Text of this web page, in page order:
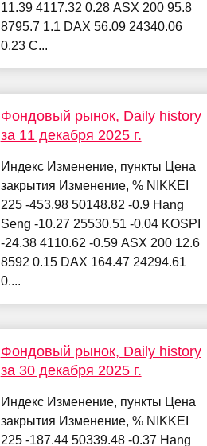
11.39 4117.32 0.28 ASX 200 95.8
8795.7 1.1 DAX 56.09 24340.06
0.23 C...
Фондовый рынок, Daily history
за 11 декабря 2025 г.
Индекс Изменение, пункты Цена
закрытия Изменение, % NIKKEI
225 -453.98 50148.82 -0.9 Hang
Seng -10.27 25530.51 -0.04 KOSPI
-24.38 4110.62 -0.59 ASX 200 12.6
8592 0.15 DAX 164.47 24294.61
0....
Фондовый рынок, Daily history
за 30 декабря 2025 г.
Индекс Изменение, пункты Цена
закрытия Изменение, % NIKKEI
225 -187.44 50339.48 -0.37 Hang